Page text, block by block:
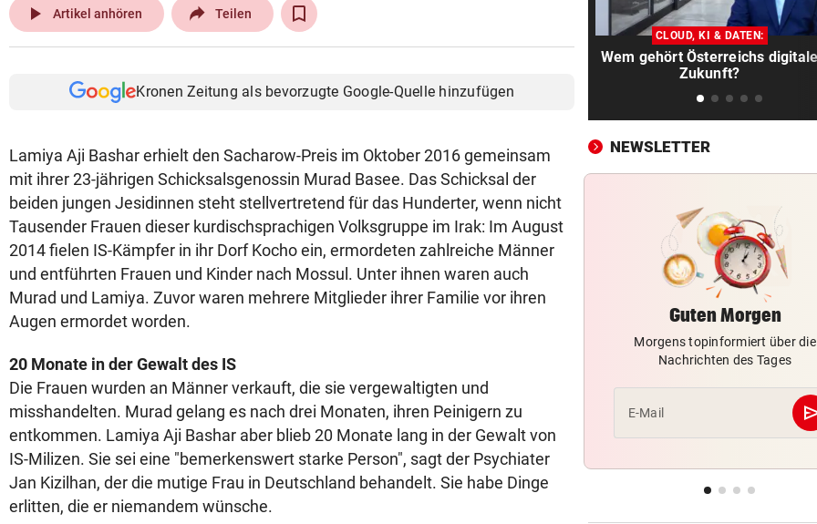
play_arrow Artikel anhören Teilen
Kronen Zeitung als bevorzugte Google-Quelle hinzufügen
Lamiya Aji Bashar erhielt den Sacharow-Preis im Oktober 2016 gemeinsam
mit ihrer 23-jährigen Schicksalsgenossin Murad Basee. Das Schicksal der
beiden jungen Jesidinnen steht stellvertretend für das Hunderter, wenn nicht
Tausender Frauen dieser kurdischsprachigen Volksgruppe im Irak: Im August
2014 fielen IS-Kämpfer in ihr Dorf Kocho ein, ermordeten zahlreiche Männer
und entführten Frauen und Kinder nach Mossul. Unter ihnen waren auch
Murad und Lamiya. Zuvor waren mehrere Mitglieder ihrer Familie vor ihren
Augen ermordet worden.
20 Monate in der Gewalt des IS
Die Frauen wurden an Männer verkauft, die sie vergewaltigten und
misshandelten. Murad gelang es nach drei Monaten, ihren Peinigern zu
entkommen. Lamiya Aji Bashar aber blieb 20 Monate lang in der Gewalt von
IS-Milizen. Sie sei eine "bemerkenswert starke Person", sagt der Psychiater
Jan Kizilhan, der die mutige Frau in Deutschland behandelt. Sie habe Dinge
erlitten, die er niemandem wünsche.
VÖLLIG VERWANDELT vor
Oha! Ist das wirklich Billie
SCHRECK FÜR DEUTSCHEN
Riesenschlange beim
Rasenmähen entdeckt
NACH LAWINEN-DRAMA
Rekord-Alpinist Purja am
WALDBRAND-WARNSYSTEM
KI-Drohnen sollen durch das
Blätterdach blicken
MIND. 125 MIO. EURO vor
Diomande zu Real!
für Leipzig fix
WENDE KURZ VOR ANPFIFF vor
Jetzt also doch! ORF zeigt
IN MEHREREN GEMEINDEN
CLOUD, KI & DATEN:
Wem gehört Österreichs digitale
Zukunft?
NEWSLETTER
Guten Morgen
Morgens topinformiert über die
Nachrichten des Tages
E-Mail